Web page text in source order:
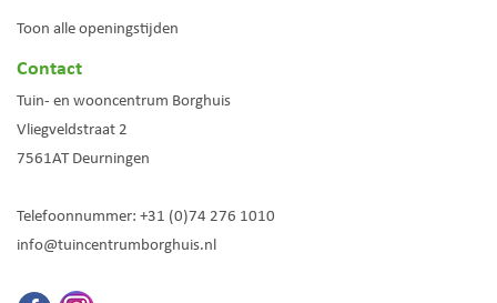
Toon alle openingstijden
Contact
Tuin- en wooncentrum Borghuis
Vliegveldstraat 2
7561AT Deurningen
Telefoonnummer: +31 (0)74 276 1010
info@tuincentrumborghuis.nl